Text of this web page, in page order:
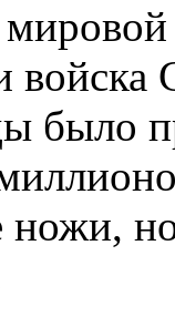
было
ножи,